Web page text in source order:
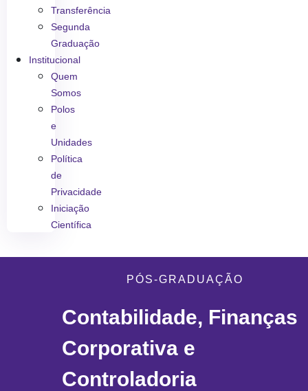
Transferência
Segunda
Graduação
Institucional
Quem
Somos
Polos
e
Unidades
Política
de
Privacidade
Iniciação
Científica
PÓS-GRADUAÇÃO
Contabilidade, Finanças
Corporativa e
Controladoria